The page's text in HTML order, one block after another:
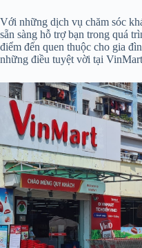
Với những dịch vụ chăm sóc
sẵn sàng hỗ trợ bạn trong quá
điểm đến quen thuộc cho gia
những điều tuyệt vời tại